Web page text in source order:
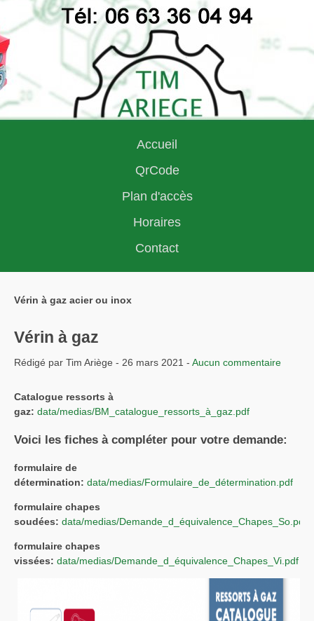
Accueil
QrCode
Plan d'accès
Horaires
Contact
Vérin à gaz acier ou inox
Vérin à gaz
Rédigé par Tim Ariège - 26 mars 2021 - Aucun commentaire
Catalogue ressorts à
gaz: data/medias/BM_catalogue_ressorts_à_gaz.pdf
Voici les fiches à compléter pour votre demande:
formulaire de
détermination: data/medias/Formulaire_de_détermination.pdf
formulaire chapes
soudées: data/medias/Demande_d_équivalence_Chapes_So.pdf
formulaire chapes
vissées: data/medias/Demande_d_équivalence_Chapes_Vi.pdf